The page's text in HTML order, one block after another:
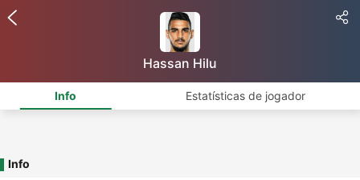
Hassan Hilu
Info Estatísticas de jogador
Info